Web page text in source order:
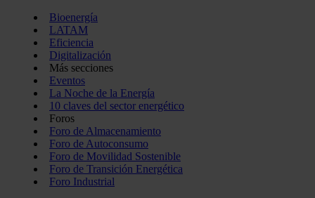
Bioenergía
LATAM
Eficiencia
Digitalización
Más secciones
Eventos
La Noche de la Energía
10 claves del sector energético
Foros
Foro de Almacenamiento
Foro de Autoconsumo
Foro de Movilidad Sostenible
Foro de Transición Energética
Foro Industrial